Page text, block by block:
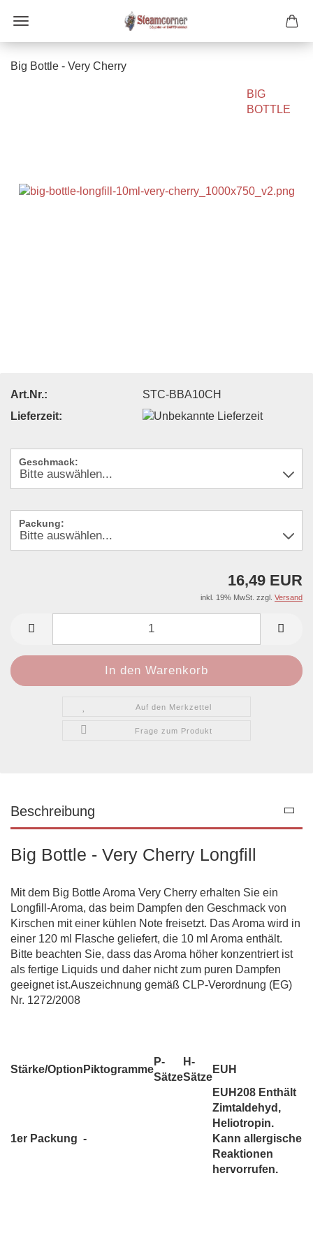
Big Bottle - Very Cherry
BIG
BOTTLE
Art.Nr.:
STC-BBA10CH
Lieferzeit:
Geschmack:
Packung:
16,49 EUR
inkl. 19% MwSt. zzgl. Versand
Auf den Merkzettel
Frage zum Produkt
Beschreibung
Big Bottle - Very Cherry Longfill
Mit dem Big Bottle Aroma Very Cherry erhalten Sie ein
Longfill-Aroma, das beim Dampfen den Geschmack von
Kirschen mit einer kühlen Note freisetzt. Das Aroma wird in
einer 120 ml Flasche geliefert, die 10 ml Aroma enthält.
Bitte beachten Sie, dass das Aroma höher konzentriert ist
als fertige Liquids und daher nicht zum puren Dampfen
geeignet ist.Auszeichnung gemäß CLP-Verordnung (EG)
Nr. 1272/2008
Stärke/Option Piktogramme
P-
Sätze
H-
Sätze
EUH
1er Packung -
EUH208 Enthält
Zimtaldehyd,
Heliotropin.
Kann allergische
Reaktionen
hervorrufen.